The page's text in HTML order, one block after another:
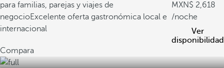
para familias, parejas y viajes de
negocioExcelente oferta gastronómica local e
internacional
2,618
/noche
Ver
disponibilidad
Compara